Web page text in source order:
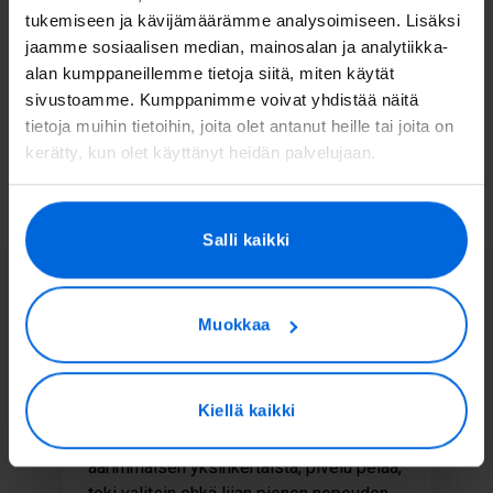
tukemiseen ja kävijämäärämme analysoimiseen. Lisäksi
jaamme sosiaalisen median, mainosalan ja analytiikka-
alan kumppaneillemme tietoja siitä, miten käytät
sivustoamme. Kumppanimme voivat yhdistää näitä
tietoja muihin tietoihin, joita olet antanut heille tai joita on
kerätty, kun olet käyttänyt heidän palvelujaan.
Salli kaikki
Muokkaa
Kiellä kaikki
Jälkityöt ja ennallistaminen
Laskutus
Valokuidun rakentamisen vaiheet
Tätä asiakkaamme meistä
sanovat
1 year ago
äärimmäisen yksinkertaista, plvelu pelaa,